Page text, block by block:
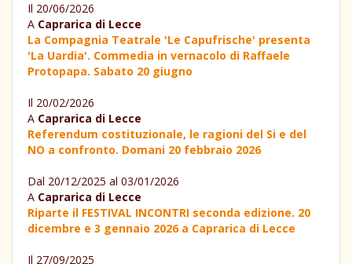
Il 20/06/2026
A Caprarica di Lecce
La Compagnia Teatrale 'Le Capufrische' presenta
'La Uardia'. Commedia in vernacolo di Raffaele
Protopapa. Sabato 20 giugno
Il 20/02/2026
A Caprarica di Lecce
Referendum costituzionale, le ragioni del Si e del
NO a confronto. Domani 20 febbraio 2026
Dal 20/12/2025 al 03/01/2026
A Caprarica di Lecce
Riparte il FESTIVAL INCONTRI seconda edizione. 20
dicembre e 3 gennaio 2026 a Caprarica di Lecce
Il 27/09/2025